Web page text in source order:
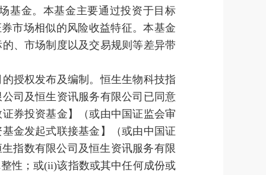
基金。本基金主要通过投资于目标
市场相似的风险收益特征。本基金
、市场制度以及交易规则等差异带
授权发布及编制。恒生生物科技指
司及恒生资讯服务有限公司已同意
券投资基金】（或由中国证监会审
金发起式联接基金】（或由中国证
指数有限公司及恒生资讯服务有限
性；或(ii)该指数或其中任何成份或